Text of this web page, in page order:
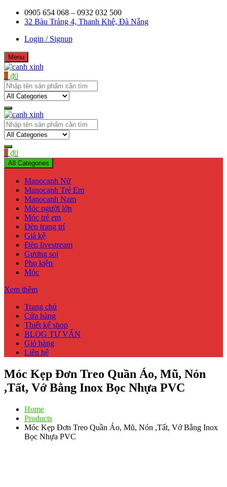
Skip
0905 654 068 – 0932 032 500
32 Bàu Trảng 4, Thanh Khê, Đà Nẵng
Login / Signup
Menu
canh xinh
Shop bán manơcanh, phụ kiện mở shop
0 ₫0
canh xinh
Shop bán manơcanh, phụ kiện mở shop
0 ₫0
All Categories
Manocanh Nữ
Manocanh Trẻ Em
Manocanh Nam
Móc người lớn
Móc trẻ em
Đèn trang trí
Giá kệ
Đèn livestream
Gương soi
Phụ kiện
Móc
Xem thêm
Trang chủ
Cửa hàng
Thiết kế shop
BLOG TƯ VẤN
Giỏ hàng
Liên hệ
Móc Kẹp Đơn Treo Quần Áo, Mũ, Nón
,Tất, Vớ Bằng Inox Bọc Nhựa PVC
Home
Products
Móc Kẹp Đơn Treo Quần Áo, Mũ, Nón ,Tất, Vớ Bằng Inox
Bọc Nhựa PVC